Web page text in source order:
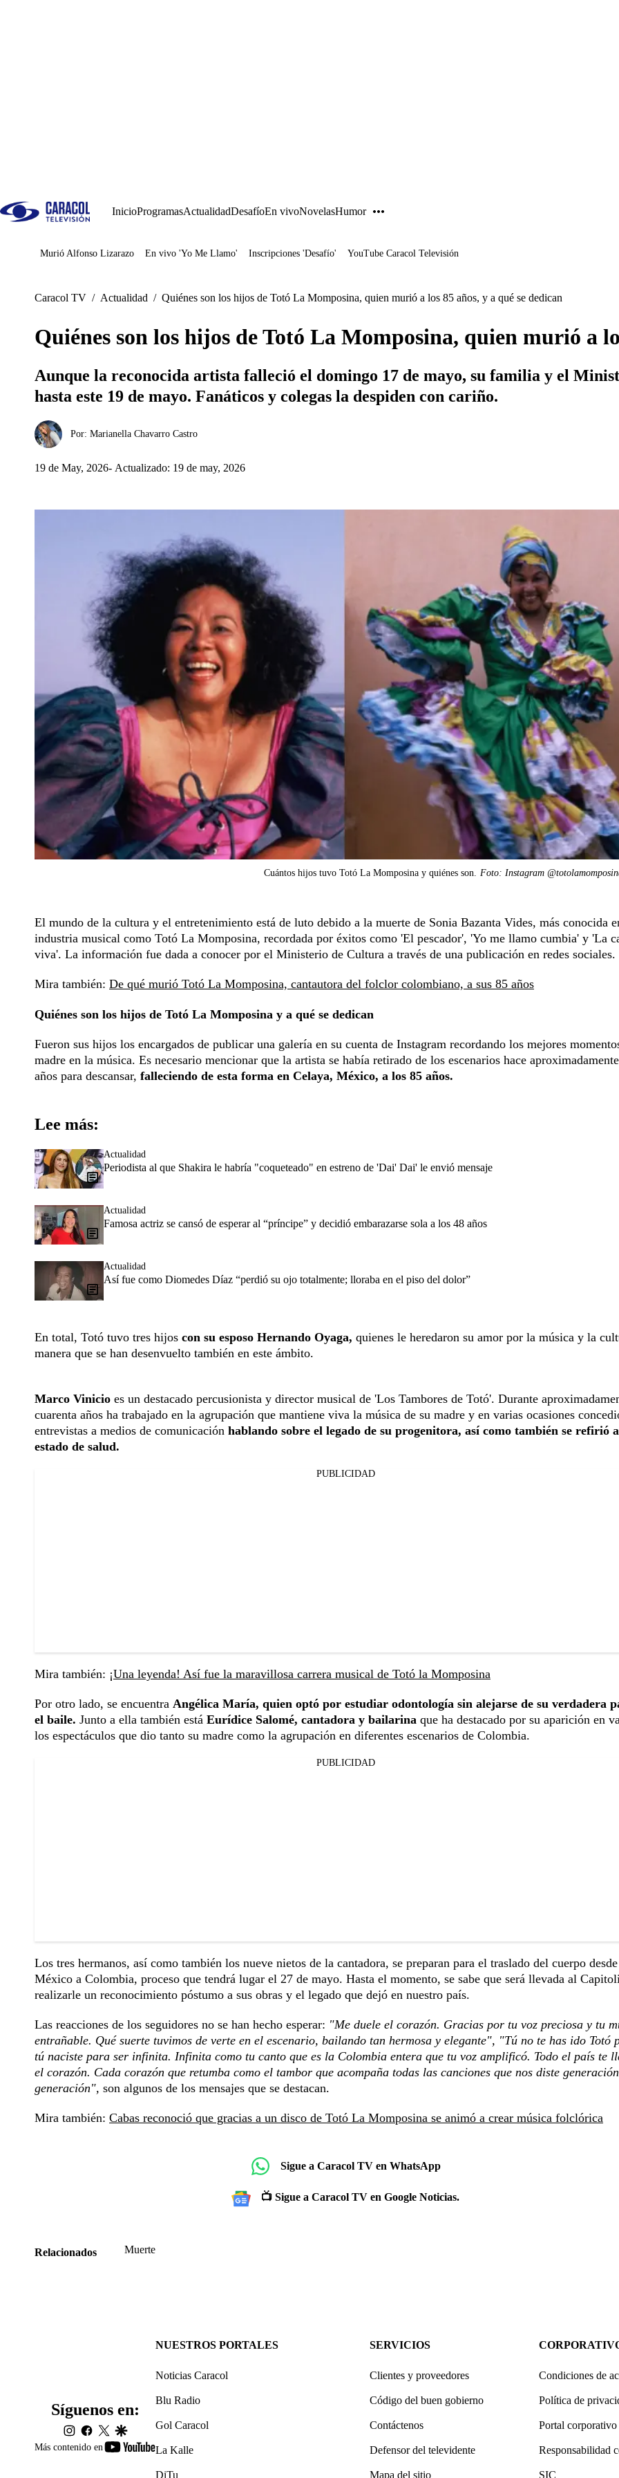
InicioProgramasActualidadDesafíoEn vivoNovelasHumor
Juegos
Murió Alfonso Lizarazo En vivo 'Yo Me Llamo' Inscripciones 'Desafío' YouTube Caracol Televisión
Caracol TV / Actualidad / Quiénes son los hijos de Totó La Momposina, quien murió a los 85 años, y a qué se dedican
Quiénes son los hijos de Totó La Momposina, quien murió a
Aunque la reconocida artista falleció el domingo 17 de mayo, su familia y el
hasta este 19 de mayo. Fanáticos y colegas la despiden con cariño.
Por: Marianella Chavarro Castro
19 de May, 2026 Actualizado: 19 de may, 2026
Cuántos hijos tuvo Totó La Momposina y quiénes son. Foto: Instagram
El mundo de la cultura y el entretenimiento está de luto debido a la muerte de Sonia Bazanta Vides, más conocida
industria musical como Totó La Momposina, recordada por éxitos como 'El pescador', 'Yo me llamo cumbia' y 'La
viva'. La información fue dada a conocer por el Ministerio de Cultura a través de una publicación en redes sociales.
Mira también: De qué murió Totó La Momposina, cantautora del folclor colombiano, a sus 85 años
Quiénes son los hijos de Totó La Momposina y a qué se dedican
Fueron sus hijos los encargados de publicar una galería en su cuenta de Instagram recordando los mejores
madre en la música. Es necesario mencionar que la artista se había retirado de los escenarios hace
años para descansar, falleciendo de esta forma en Celaya, México, a los 85 años.
Lee más:
Actualidad
Periodista al que Shakira le habría "coqueteado" en estreno de 'Dai' Dai' le envió mensaje
Actualidad
Famosa actriz se cansó de esperar al “príncipe” y decidió embarazarse sola a los 48 años
Actualidad
Así fue como Diomedes Díaz “perdió su ojo totalmente; lloraba en el piso del dolor”
En total, Totó tuvo tres hijos con su esposo Hernando Oyaga, quienes le heredaron su amor por la música y la
manera que se han desenvuelto también en este ámbito.
Marco Vinicio es un destacado percusionista y director musical de 'Los Tambores de Totó'. Durante
cuarenta años ha trabajado en la agrupación que mantiene viva la música de su madre y en varias ocasiones
entrevistas a medios de comunicación hablando sobre el legado de su progenitora, así como también se refirió
estado de salud.
PUBLICIDAD
Mira también: ¡Una leyenda! Así fue la maravillosa carrera musical de Totó la Momposina
Por otro lado, se encuentra Angélica María, quien optó por estudiar odontología sin alejarse de su verdadera
el baile. Junto a ella también está Eurídice Salomé, cantadora y bailarina que ha destacado por su aparición en
los espectáculos que dio tanto su madre como la agrupación en diferentes escenarios de Colombia.
PUBLICIDAD
Los tres hermanos, así como también los nueve nietos de la cantadora, se preparan para el traslado del cuerpo desde
México a Colombia, proceso que tendrá lugar el 27 de mayo. Hasta el momento, se sabe que será llevada al
realizarle un reconocimiento póstumo a sus obras y el legado que dejó en nuestro país.
Las reacciones de los seguidores no se han hecho esperar: "Me duele el corazón. Gracias por tu voz preciosa y tu
entrañable. Qué suerte tuvimos de verte en el escenario, bailando tan hermosa y elegante", "Tú no te has ido Totó
tú naciste para ser infinita. Infinita como tu canto que es la Colombia entera que tu voz amplificó. Todo el país te
el corazón. Cada corazón que retumba como el tambor que acompaña todas las canciones que nos diste
generación", son algunos de los mensajes que se destacan.
Mira también: Cabas reconoció que gracias a un disco de Totó La Momposina se animó a crear música folclórica
Sigue a Caracol TV en WhatsApp
📺 Sigue a Caracol TV en Google Noticias.
Relacionados Muerte
Más contenido en
youtube-
Síguenos en:
instagram
facebook
twittergoogle
NUESTROS PORTALES
Noticias Caracol
Blu Radio
Gol Caracol
La Kalle
DiTu
SERVICIOS
Clientes y proveedores
Código del buen gobierno
Contáctenos
Defensor del televidente
Mapa del sitio
Condiciones de
Política de
Portal corporativo
Responsabilidad
SIC